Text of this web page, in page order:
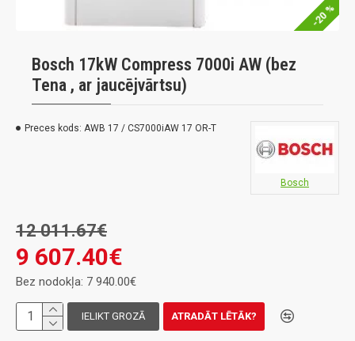
-20 %
Bosch 17kW Compress 7000i AW (bez
Tena , ar jaucējvārtsu)
Preces kods: AWB 17 / CS7000iAW 17 OR-T
Bosch
9 607.40€
12 011.67€
Bez nodokļa: 7 940.00€
IELIKT GROZĀ ATRADĀT LĒTĀK?